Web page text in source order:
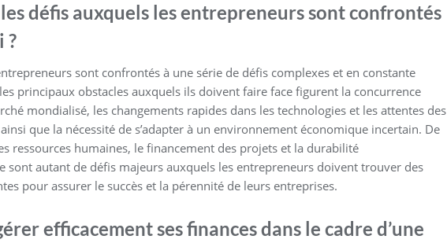
défis auxquels les entrepreneurs sont confrontés
?
sont confrontés à une série de défis complexes et en constante
principaux obstacles auxquels ils doivent faire face figurent la concurrence
mondialisé, les changements rapides dans les technologies et les attentes des
que la nécessité de s’adapter à un environnement économique incertain. De
ressources humaines, le financement des projets et la durabilité
sont autant de défis majeurs auxquels les entrepreneurs doivent trouver des
pour assurer le succès et la pérennité de leurs entreprises.
efficacement ses finances dans le cadre d’une